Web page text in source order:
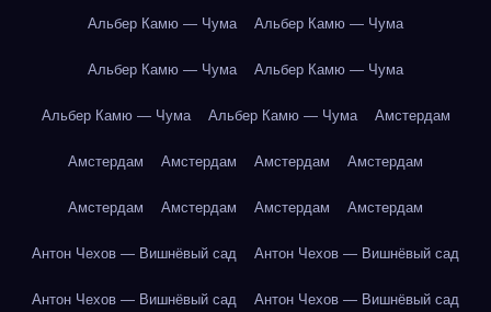
Альбер Камю — Чума Альбер Камю — Чума
Альбер Камю — Чума Альбер Камю — Чума
Альбер Камю — Чума Альбер Камю — Чума Амстердам
Амстердам Амстердам Амстердам Амстердам
Амстердам Амстердам Амстердам Амстердам
Антон Чехов — Вишнёвый сад Антон Чехов — Вишнёвый сад
Антон Чехов — Вишнёвый сад Антон Чехов — Вишнёвый сад